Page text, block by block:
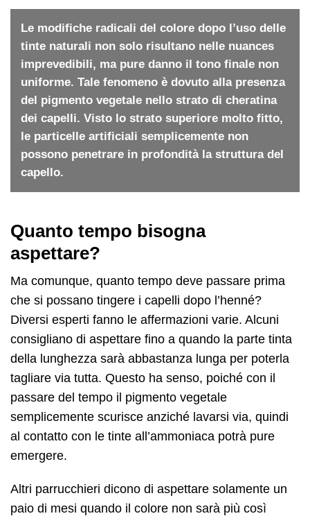
Le modifiche radicali del colore dopo l’uso delle
tinte naturali non solo risultano nelle nuances
imprevedibili, ma pure danno il tono finale non
uniforme. Tale fenomeno è dovuto alla presenza
del pigmento vegetale nello strato di cheratina
dei capelli. Visto lo strato superiore molto fitto,
le particelle artificiali semplicemente non
possono penetrare in profondità la struttura del
capello.
Quanto tempo bisogna
aspettare?
Ma comunque, quanto tempo deve passare prima
che si possano tingere i capelli dopo l’henné?
Diversi esperti fanno le affermazioni varie. Alcuni
consigliano di aspettare fino a quando la parte tinta
della lunghezza sarà abbastanza lunga per poterla
tagliare via tutta. Questo ha senso, poiché con il
passare del tempo il pigmento vegetale
semplicemente scurisce anziché lavarsi via, quindi
al contatto con le tinte all’ammoniaca potrà pure
emergere.
Altri parrucchieri dicono di aspettare solamente un
paio di mesi quando il colore non sarà più così